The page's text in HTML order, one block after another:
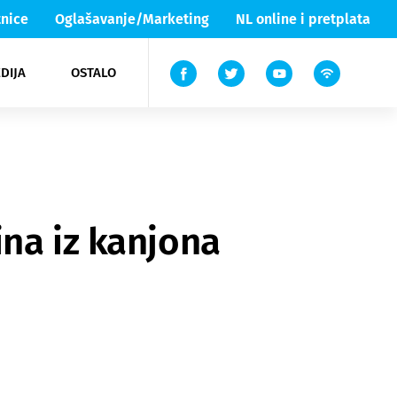
Oglašavanje/Marketing NL online i pretplata
OSTALO
Lika & Senj
TV
iz kanjona